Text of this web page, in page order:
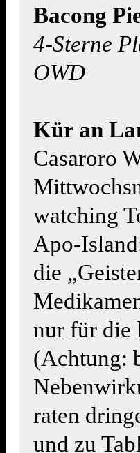
Bacong
4-Sterne
OWD
Kür an
Casaroro
watching
Apo-
die
nur für die
(Achtung:
raten
und zu